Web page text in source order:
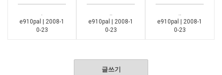
.
e910pal | 2008-1
0-23
..
e910pal | 2008-1
0-23
..
e910pal | 2008-1
0-23
글쓰기